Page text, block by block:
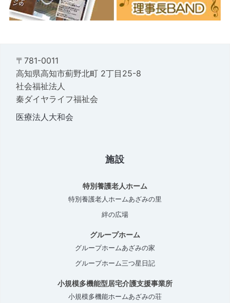
〒781-0011
高知県高知市薊野北町 2丁目25-8
社会福祉法人
秦ダイヤライフ福祉会
医療法人大和会
施設
特別養護老人ホーム
特別養護老人ホームあざみの里
絆の広場
グループホーム
グループホームあざみの家
グループホーム三つ星日記
小規模多機能型居宅介護支援事業所
小規模多機能ホームあざみの荘